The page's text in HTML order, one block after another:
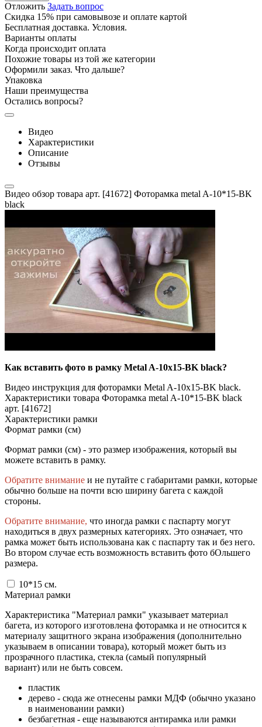
Отложить Задать вопрос
Скидка 15% при самовывозе и оплате картой
Бесплатная доставка. Условия.
Варианты оплаты
Когда происходит оплата
Похожие товары из той же категории
Оформили заказ. Что дальше?
Упаковка
Наши преимущества
Остались вопросы?
Видео
Характеристики
Описание
Отзывы
Видео обзор товара арт. [41672] Фоторамка metal A-10*15-BK
black
Как вставить фото в рамку Metal A-10x15-BK black?
Видео инструкция для фоторамки Metal A-10x15-BK black.
Характеристики товара Фоторамка metal A-10*15-BK black
арт. [41672]
Характеристики рамки
Формат рамки (см)
Формат рамки (см) - это размер изображения, который вы
можете вставить в рамку.
Обратите внимание и не путайте с габаритами рамки, которые
обычно больше на почти всю ширину багета с каждой
стороны.
Обратите внимание, что иногда рамки с паспарту могут
находиться в двух размерных категориях. Это означает, что
рамка может быть использована как с паспарту так и без него.
Во втором случае есть возможность вставить фото бОльшего
размера.
10*15 см.
Материал рамки
Характеристика "Материал рамки" указывает материал
багета, из которого изготовлена фоторамка и не относится к
материалу защитного экрана изображения (дополнительно
указываем в описании товара), который может быть из
прозрачного пластика, стекла (самый популярный
вариант) или не быть совсем.
пластик
дерево - сюда же отнесены рамки МДФ (обычно указано
в наименовании рамки)
безбагетная - еще называются антирамка или рамки